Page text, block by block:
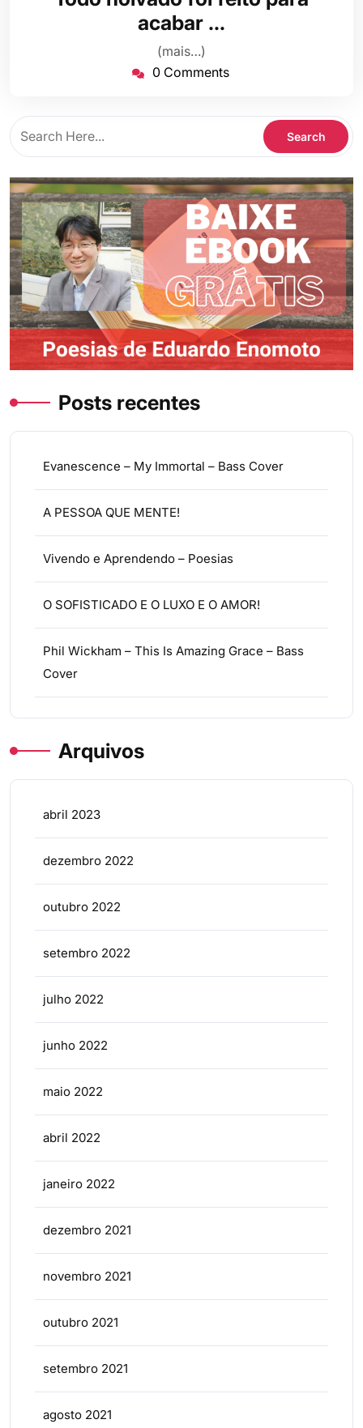
agosto
de
2021
acabar …
(mais…)
0 Comments
Posts recentes
Evanescence – My Immortal – Bass Cover
A PESSOA QUE MENTE!
Vivendo e Aprendendo – Poesias
O SOFISTICADO E O LUXO E O AMOR!
Phil Wickham – This Is Amazing Grace – Bass
Cover
Arquivos
abril 2023
dezembro 2022
outubro 2022
setembro 2022
julho 2022
junho 2022
maio 2022
abril 2022
janeiro 2022
dezembro 2021
novembro 2021
outubro 2021
setembro 2021
agosto 2021